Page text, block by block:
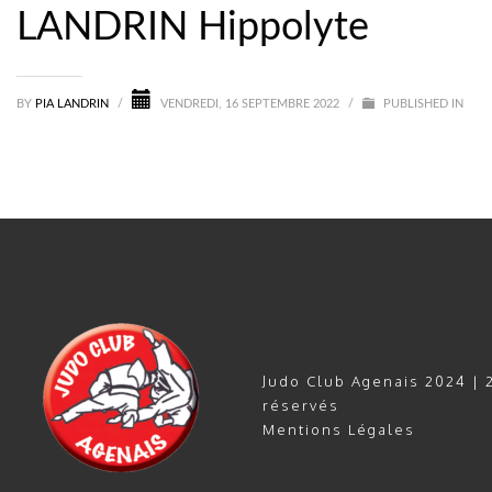
LANDRIN Hippolyte
BY PIA LANDRIN / VENDREDI, 16 SEPTEMBRE 2022 / PUBLISHED IN
Judo Club Agenais 2024 |
réservés
Mentions Légales